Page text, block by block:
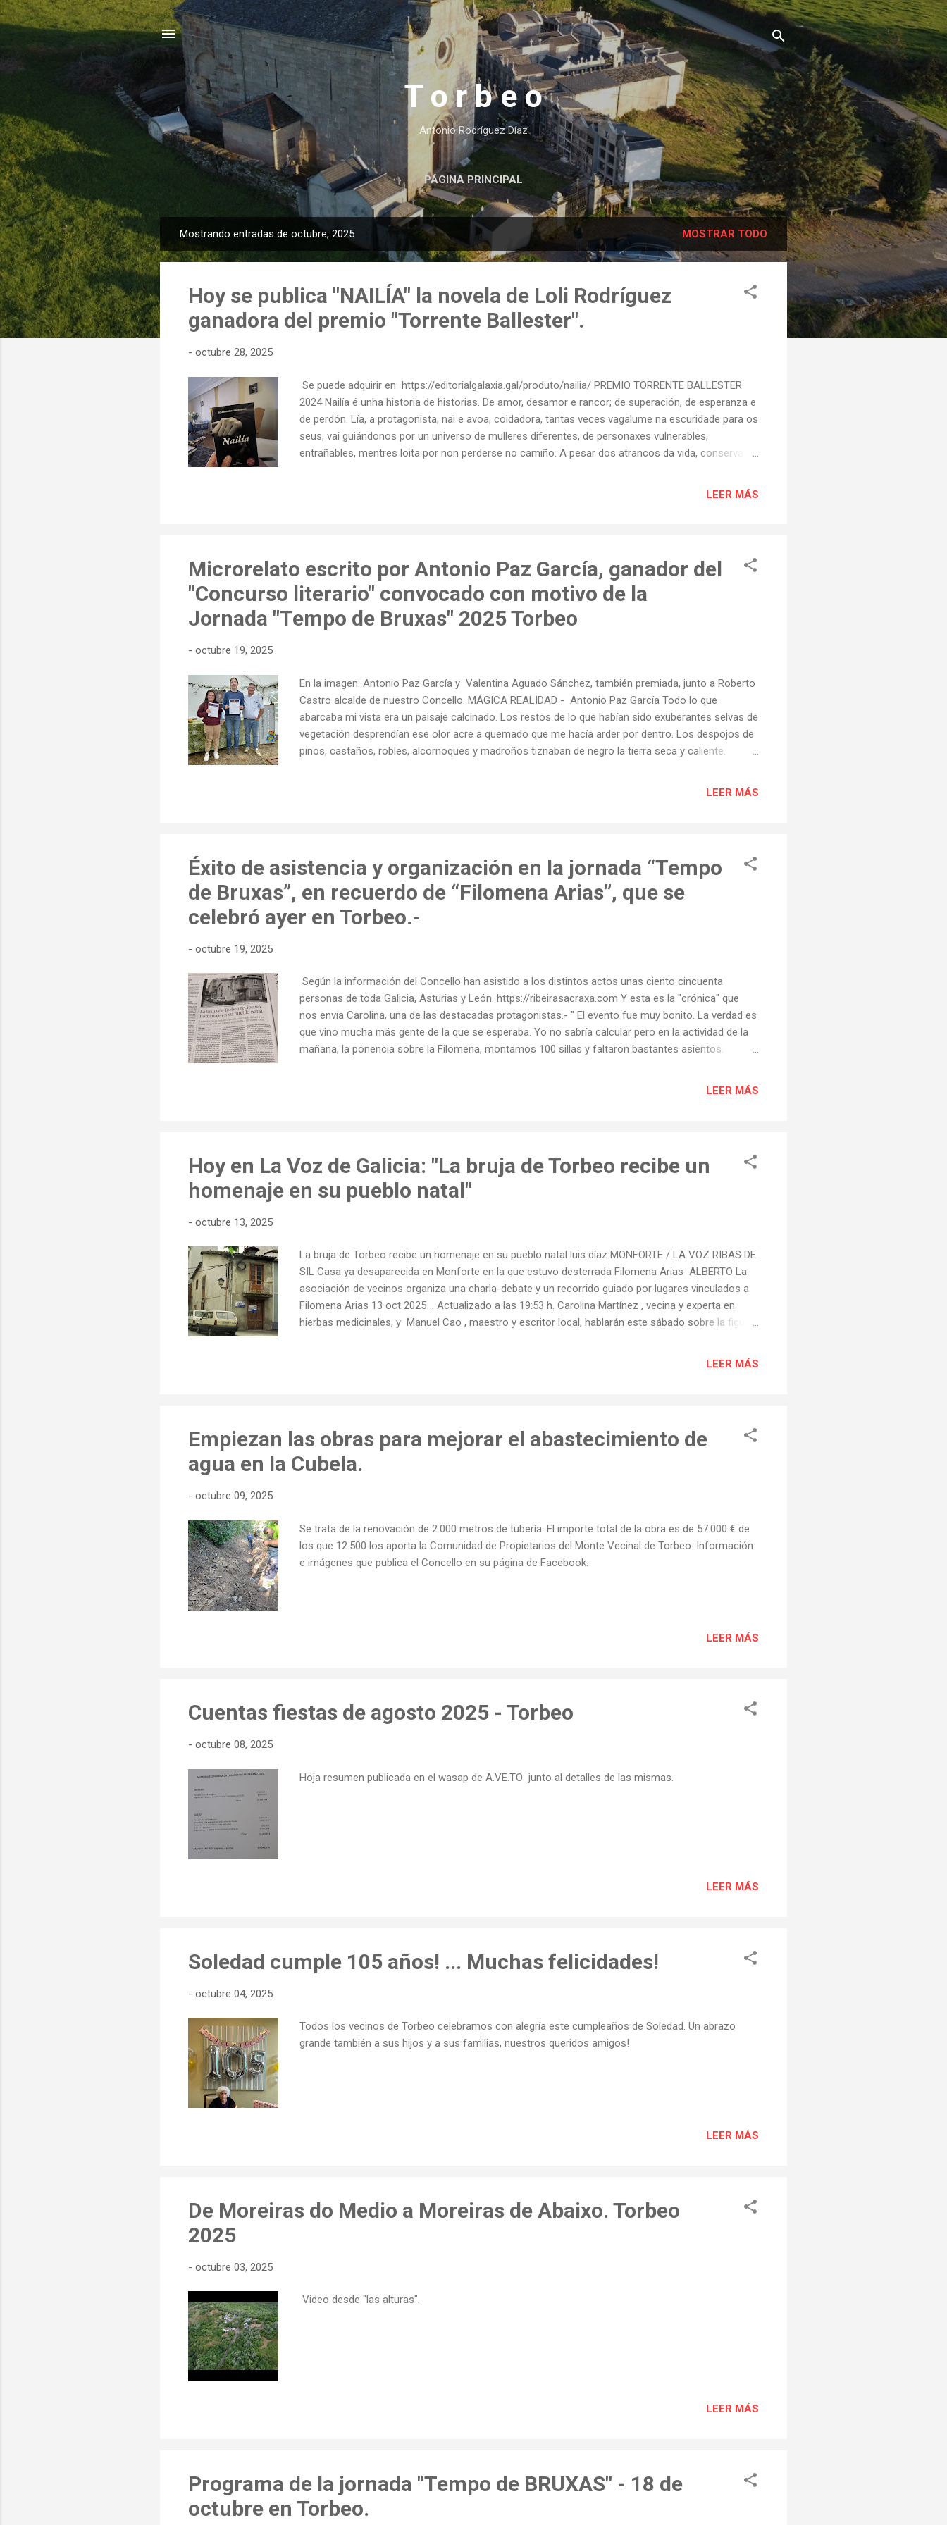
Ir al contenido principal
T o r b e o
Antonio Rodríguez Díaz
PÁGINA PRINCIPAL
n
Mostrando entradas de octubre, 2025 MOSTRAR TODO
Hoy se publica "NAILÍA" la novela de Loli Rodríguez
ganadora del premio "Torrente Ballester".
- octubre 28, 2025
Se puede adquirir en https://editorialgalaxia.gal/produto/nailia/ PREMIO TORRENTE BALLESTER
2024 Nailía é unha historia de historias. De amor, desamor e rancor; de superación, de esperanza e
de perdón. Lía, a protagonista, nai e avoa, coidadora, tantas veces vagalume na escuridade para os
seus, vai guiándonos por un universo de mulleres diferentes, de personaxes vulnerables,
entrañables, mentres loita por non perderse no camiño. A pesar dos atrancos da vida, conserva a
de xuventude que a axuda a elevarse por riba da súa propia realidade. O xurado do Premio Torrente
LEER MÁS
Microrelato escrito por Antonio Paz García, ganador del
"Concurso literario" convocado con motivo de la
Jornada "Tempo de Bruxas" 2025 Torbeo
- octubre 19, 2025
En la imagen: Antonio Paz García y Valentina Aguado Sánchez, también premiada, junto a Roberto
Castro alcalde de nuestro Concello. MÁGICA REALIDAD - Antonio Paz García Todo lo que
abarcaba mi vista era un paisaje calcinado. Los restos de lo que habían sido exuberantes selvas de
vegetación desprendían ese olor acre a quemado que me hacía arder por dentro. Los despojos de
pinos, castaños, robles, alcornoques y madroños tiznaban de negro la tierra seca y caliente.
LEER MÁS
Éxito de asistencia y organización en la jornada “Tempo
de Bruxas”, en recuerdo de “Filomena Arias”, que se
celebró ayer en Torbeo.-
- octubre 19, 2025
Según la información del Concello han asistido a los distintos actos unas ciento cincuenta
personas de toda Galicia, Asturias y León. https://ribeirasacraxa.com Y esta es la "crónica" que
nos envía Carolina, una de las destacadas protagonistas.- " El evento fue muy bonito. La verdad es
que vino mucha más gente de la que se esperaba. Yo no sabría calcular pero en la actividad de la
mañana, la ponencia sobre la Filomena, montamos 100 sillas y faltaron bastantes asientos.
LEER MÁS
Hoy en La Voz de Galicia: "La bruja de Torbeo recibe un
homenaje en su pueblo natal"
- octubre 13, 2025
La bruja de Torbeo recibe un homenaje en su pueblo natal luis díaz MONFORTE / LA VOZ RIBAS DE
SIL Casa ya desaparecida en Monforte en la que estuvo desterrada Filomena Arias ALBERTO La
asociación de vecinos organiza una charla-debate y un recorrido guiado por lugares vinculados a
Filomena Arias 13 oct 2025 . Actualizado a las 19:53 h. Carolina Martínez , vecina y experta en
hierbas medicinales, y Manuel Cao , maestro y escritor local, hablarán este sábado sobre la figura
LEER MÁS
Empiezan las obras para mejorar el abastecimiento de
agua en la Cubela.
- octubre 09, 2025
Se trata de la renovación de 2.000 metros de tubería. El importe total de la obra es de 57.000 € de
los que 12.500 los aporta la Comunidad de Propietarios del Monte Vecinal de Torbeo. Información
e imágenes que publica el Concello en su página de Facebook.
LEER MÁS
Cuentas fiestas de agosto 2025 - Torbeo
- octubre 08, 2025
Hoja resumen publicada en el wasap de A.VE.TO junto al detalles de las mismas.
LEER MÁS
Soledad cumple 105 años! ... Muchas felicidades!
- octubre 04, 2025
Todos los vecinos de Torbeo celebramos con alegría este cumpleaños de Soledad. Un abrazo
grande también a sus hijos y a sus familias, nuestros queridos amigos!
LEER MÁS
De Moreiras do Medio a Moreiras de Abaixo. Torbeo
2025
- octubre 03, 2025
Video desde "las alturas".
LEER MÁS
Programa de la jornada "Tempo de BRUXAS" - 18 de
octubre en Torbeo.